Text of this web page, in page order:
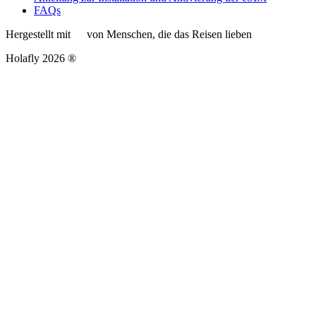
FAQs
Hergestellt mit
von Menschen, die das Reisen lieben
Holafly 2026 ®